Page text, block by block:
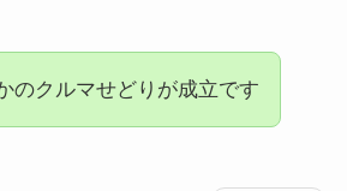
のクルマせどりが成立です